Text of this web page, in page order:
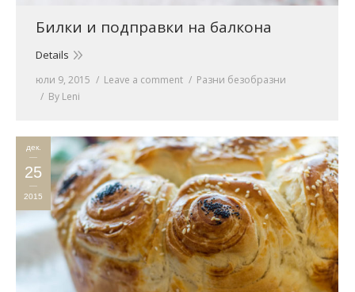
Билки и подправки на балкона
Details
юли 9, 2015 Leave a comment
Разни безобразни
By Leni
дек.
25
2015